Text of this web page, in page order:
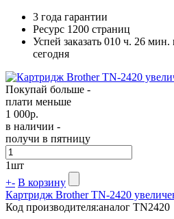
3 года гарантии
Ресурс 1200 страниц
Успей заказать 010 ч. 26
сегодня
Покупай больше -
плати меньше
1 000р.
в наличии -
получи в пятницу
1шт
+- В корзину
Картридж Brother TN-2420
Код производителя:аналог TN2420